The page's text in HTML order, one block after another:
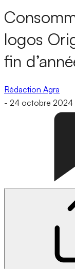
logos
fin
Rédaction Agra
- 24 octobre 2024